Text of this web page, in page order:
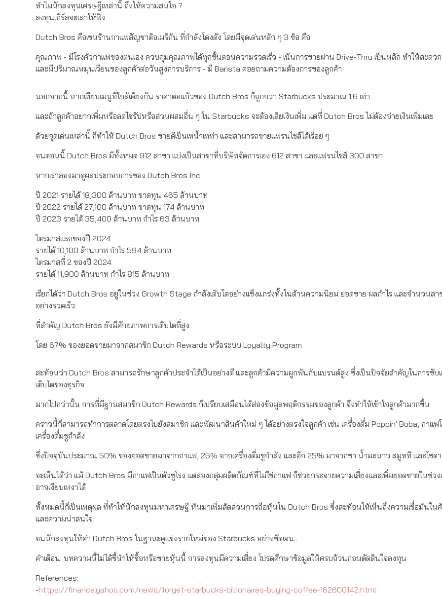
ทำไมนักลงทุนเศรษฐีเหล่านี้ ถึงให้ความสนใจ ?
ลงทุนเกิร์ลจะเล่าให้ฟัง
Dutch Bros คือเชนร้านกาแฟสัญชาติอเมริกัน ที่กำลังโด่งดัง โดยมีจุดเด่นหลัก ๆ 3 ข้อ คือ
คุณภาพ - มีโรงคั่วกาแฟของตนเอง ควบคุมคุณภาพได้ทุกขั้นตอนความรวดเร็ว - เน้นการขายผ่าน Drive-Thru เป็นหลัก ทำให้สะดวก
และมีปริมาณหมุนเวียนของลูกค้าต่อวันสูงการบริการ - มี Barista คอยถามความต้องการของลูกค้า
นอกจากนี้ หากเทียบเมนูที่ใกล้เคียงกัน ราคาต่อแก้วของ Dutch Bros ก็ถูกกว่า Starbucks ประมาณ 1.6 เท่า
และถ้าลูกค้าอยากเพิ่มหรือลดไซรัปหรือส่วนผสมอื่น ๆ ใน Starbucks จะต้องเสียเงินเพิ่ม แต่ที่ Dutch Bros ไม่ต้องจ่ายเงินเพิ่มเลย
ด้วยจุดเด่นเหล่านี้ ก็ทำให้ Dutch Bros ขายดีเป็นเทน้ำเทท่า และสามารถขายแฟรนไชส์ได้เรื่อย ๆ
จนตอนนี้ Dutch Bros มีทั้งหมด 912 สาขา แบ่งเป็นสาขาที่บริษัทจัดการเอง 612 สาขา และแฟรนไชส์ 300 สาขา
หากเราลองมาดูผลประกอบการของ Dutch Bros Inc.
ปี 2021 รายได้ 18,300 ล้านบาท ขาดทุน 465 ล้านบาท
ปี 2022 รายได้ 27,100 ล้านบาท ขาดทุน 174 ล้านบาท
ปี 2023 รายได้ 35,400 ล้านบาท กำไร 63 ล้านบาท
ไตรมาสแรกของปี 2024
รายได้ 10,100 ล้านบาท กำไร 594 ล้านบาท
ไตรมาสที่ 2 ของปี 2024
รายได้ 11,900 ล้านบาท กำไร 815 ล้านบาท
เรียกได้ว่า Dutch Bros อยู่ในช่วง Growth Stage กำลังเติบโตอย่างแข็งแกร่งทั้งในด้านความนิยม ยอดขาย ผลกำไร และจำนวนสา
อย่างรวดเร็ว
ที่สำคัญ Dutch Bros ยังมีศักยภาพการเติบโตที่สูง
โดย 67% ของยอดขายมาจากสมาชิก Dutch Rewards หรือระบบ Loyalty Program
สะท้อนว่า Dutch Bros สามารถรักษาลูกค้าประจำได้เป็นอย่างดี และลูกค้ามีความผูกพันกับแบรนด์สูง ซึ่งเป็นปัจจัยสำคัญในการขับ
เติบโตของธุรกิจ
มากไปกว่านั้น การที่มีฐานสมาชิก Dutch Rewards ก็เปรียบเสมือนได้ส่องข้อมูลพฤติกรรมของลูกค้า จึงทำให้เข้าใจลูกค้ามากขึ้น
คราวนี้ก็สามารถทำการตลาดโดยตรงไปยังสมาชิก และพัฒนาสินค้าใหม่ ๆ ได้อย่างตรงใจลูกค้า เช่น เครื่องดื่ม Poppin' Boba, กาแฟ
เครื่องดื่มชูกำลัง
ซึ่งปัจจุบันประมาณ 50% ของยอดขายมาจากกาแฟ, 25% จากเครื่องดื่มชูกำลัง และอีก 25% มาจากชา น้ำมะนาว สมูทที และโซดา
จะเห็นได้ว่า แม้ Dutch Bros มีกาแฟเป็นตัวชูโรง แต่สองกลุ่มผลิตภัณฑ์ที่ไม่ใช่กาแฟ ก็ช่วยกระจายความเสี่ยงและเพิ่มยอดขายในช่วง
อาจเงียบเหงาได้
ทั้งหมดนี้ก็เป็นเหตุผล ที่ทำให้นักลงทุนมหาเศรษฐี หันมาเพิ่มสัดส่วนการถือหุ้นใน Dutch Bros ซึ่งสะท้อนให้เห็นถึงความเชื่อมั่นใน
และความน่าสนใจ
จนนักลงทุนให้ค่า Dutch Bros ในฐานะคู่แข่งรายใหม่ของ Starbucks อย่างชัดเจน..
คำเตือน: บทความนี้ไม่ได้ชี้นำให้ซื้อหรือขายหุ้นนี้ การลงทุนมีความเสี่ยง โปรดศึกษาข้อมูลให้ครบถ้วนก่อนตัดสินใจลงทุน
References:
-https://finance.yahoo.com/news/forget-starbucks-billionaires-buying-coffee-162600142.html